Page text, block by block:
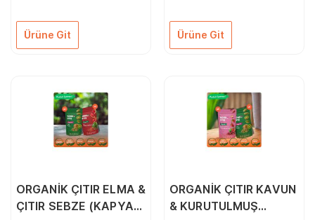
Ürüne Git Ürüne Git
ORGANİK ÇITIR ELMA &
ÇITIR SEBZE (KAPYA
ORGANİK ÇITIR KAVUN
& KURUTULMUŞ